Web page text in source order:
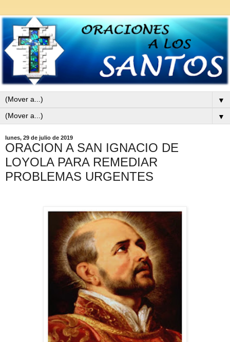
▼
▼
lunes, 29 de julio de 2019
ORACION A SAN IGNACIO DE
LOYOLA PARA REMEDIAR
PROBLEMAS URGENTES